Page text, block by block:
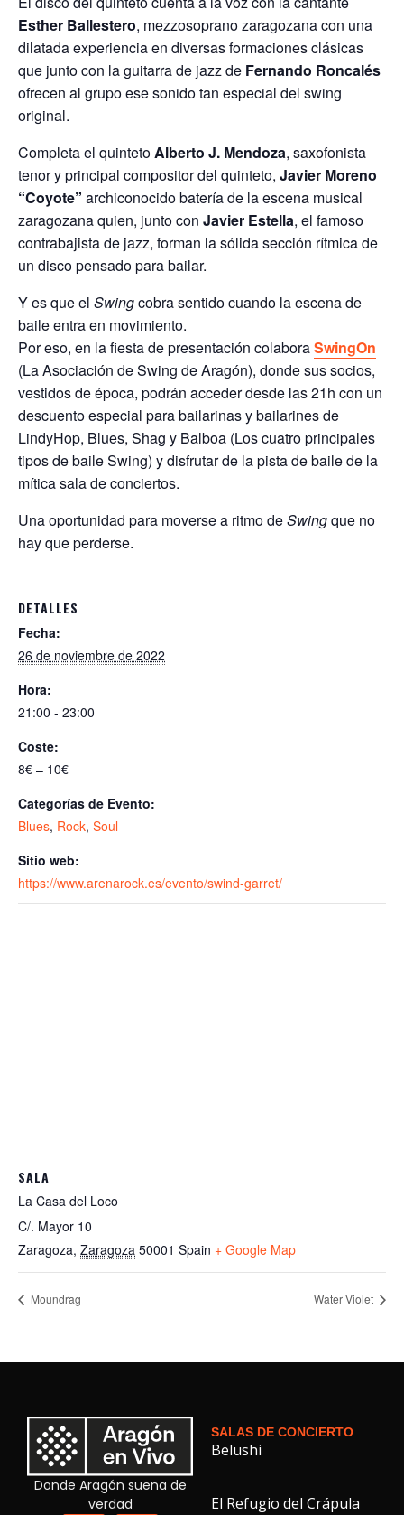
Esther Ballestero, mezzosoprano zaragozana con una
dilatada experiencia en diversas formaciones clásicas
que junto con la guitarra de jazz de Fernando Roncalés
ofrecen al grupo ese sonido tan especial del swing
original.
Completa el quintetoAlberto J. Mendoza, saxofonista
tenor y principal compositor del quinteto, Javier Moreno
“Coyote” archiconocido batería de la escena musical
zaragozana quien, junto con Javier Estella, el famoso
contrabajista de jazz, forman la sólida sección rítmica de
un disco pensado para bailar.
Y es que el Swingcobra sentido cuando la escena de
baile entra en movimiento.
Por eso, en la fiesta de presentación colaboraSwingOn
(La Asociación de Swing de Aragón), donde sus socios,
vestidos de época, podrán acceder desde las 21h con un
descuento especial para bailarinas y bailarines de
LindyHop, Blues, Shag y Balboa (Los cuatro principales
tipos de baile Swing) y disfrutar de la pista de baile de la
mítica sala de conciertos.
Una oportunidad para moverse a ritmo deSwingque no
hay que perderse.
DETALLES
Fecha:
26 de noviembre de 2022
Hora:
21:00 - 23:00
Coste:
8€ – 10€
Categorías de Evento:
Blues, Rock, Soul
Sitio web:
https://www.arenarock.es/evento/swind-garret/
SALA
La Casa del Loco
C/. Mayor 10
Zaragoza, Zaragoza 50001 Spain + Google Map
Moundrag Water Violet
Donde Aragón suena de
verdad
SALAS DE CONCIERTO
Belushi
El Refugio del Crápula